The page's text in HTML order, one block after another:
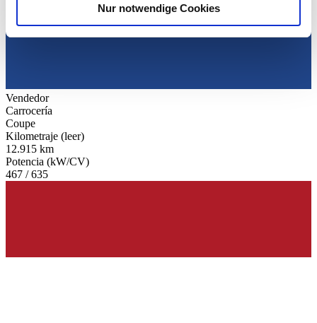
Verwendung unserer Website an unsere Partner für
soziale Medien, Werbung und Analysen weiter. Unsere
gesammelt haben.
Nur notwendige Cookies
Vendedor
Carrocería
Coupe
Kilometraje (leer)
12.915 km
Potencia (kW/CV)
467 / 635